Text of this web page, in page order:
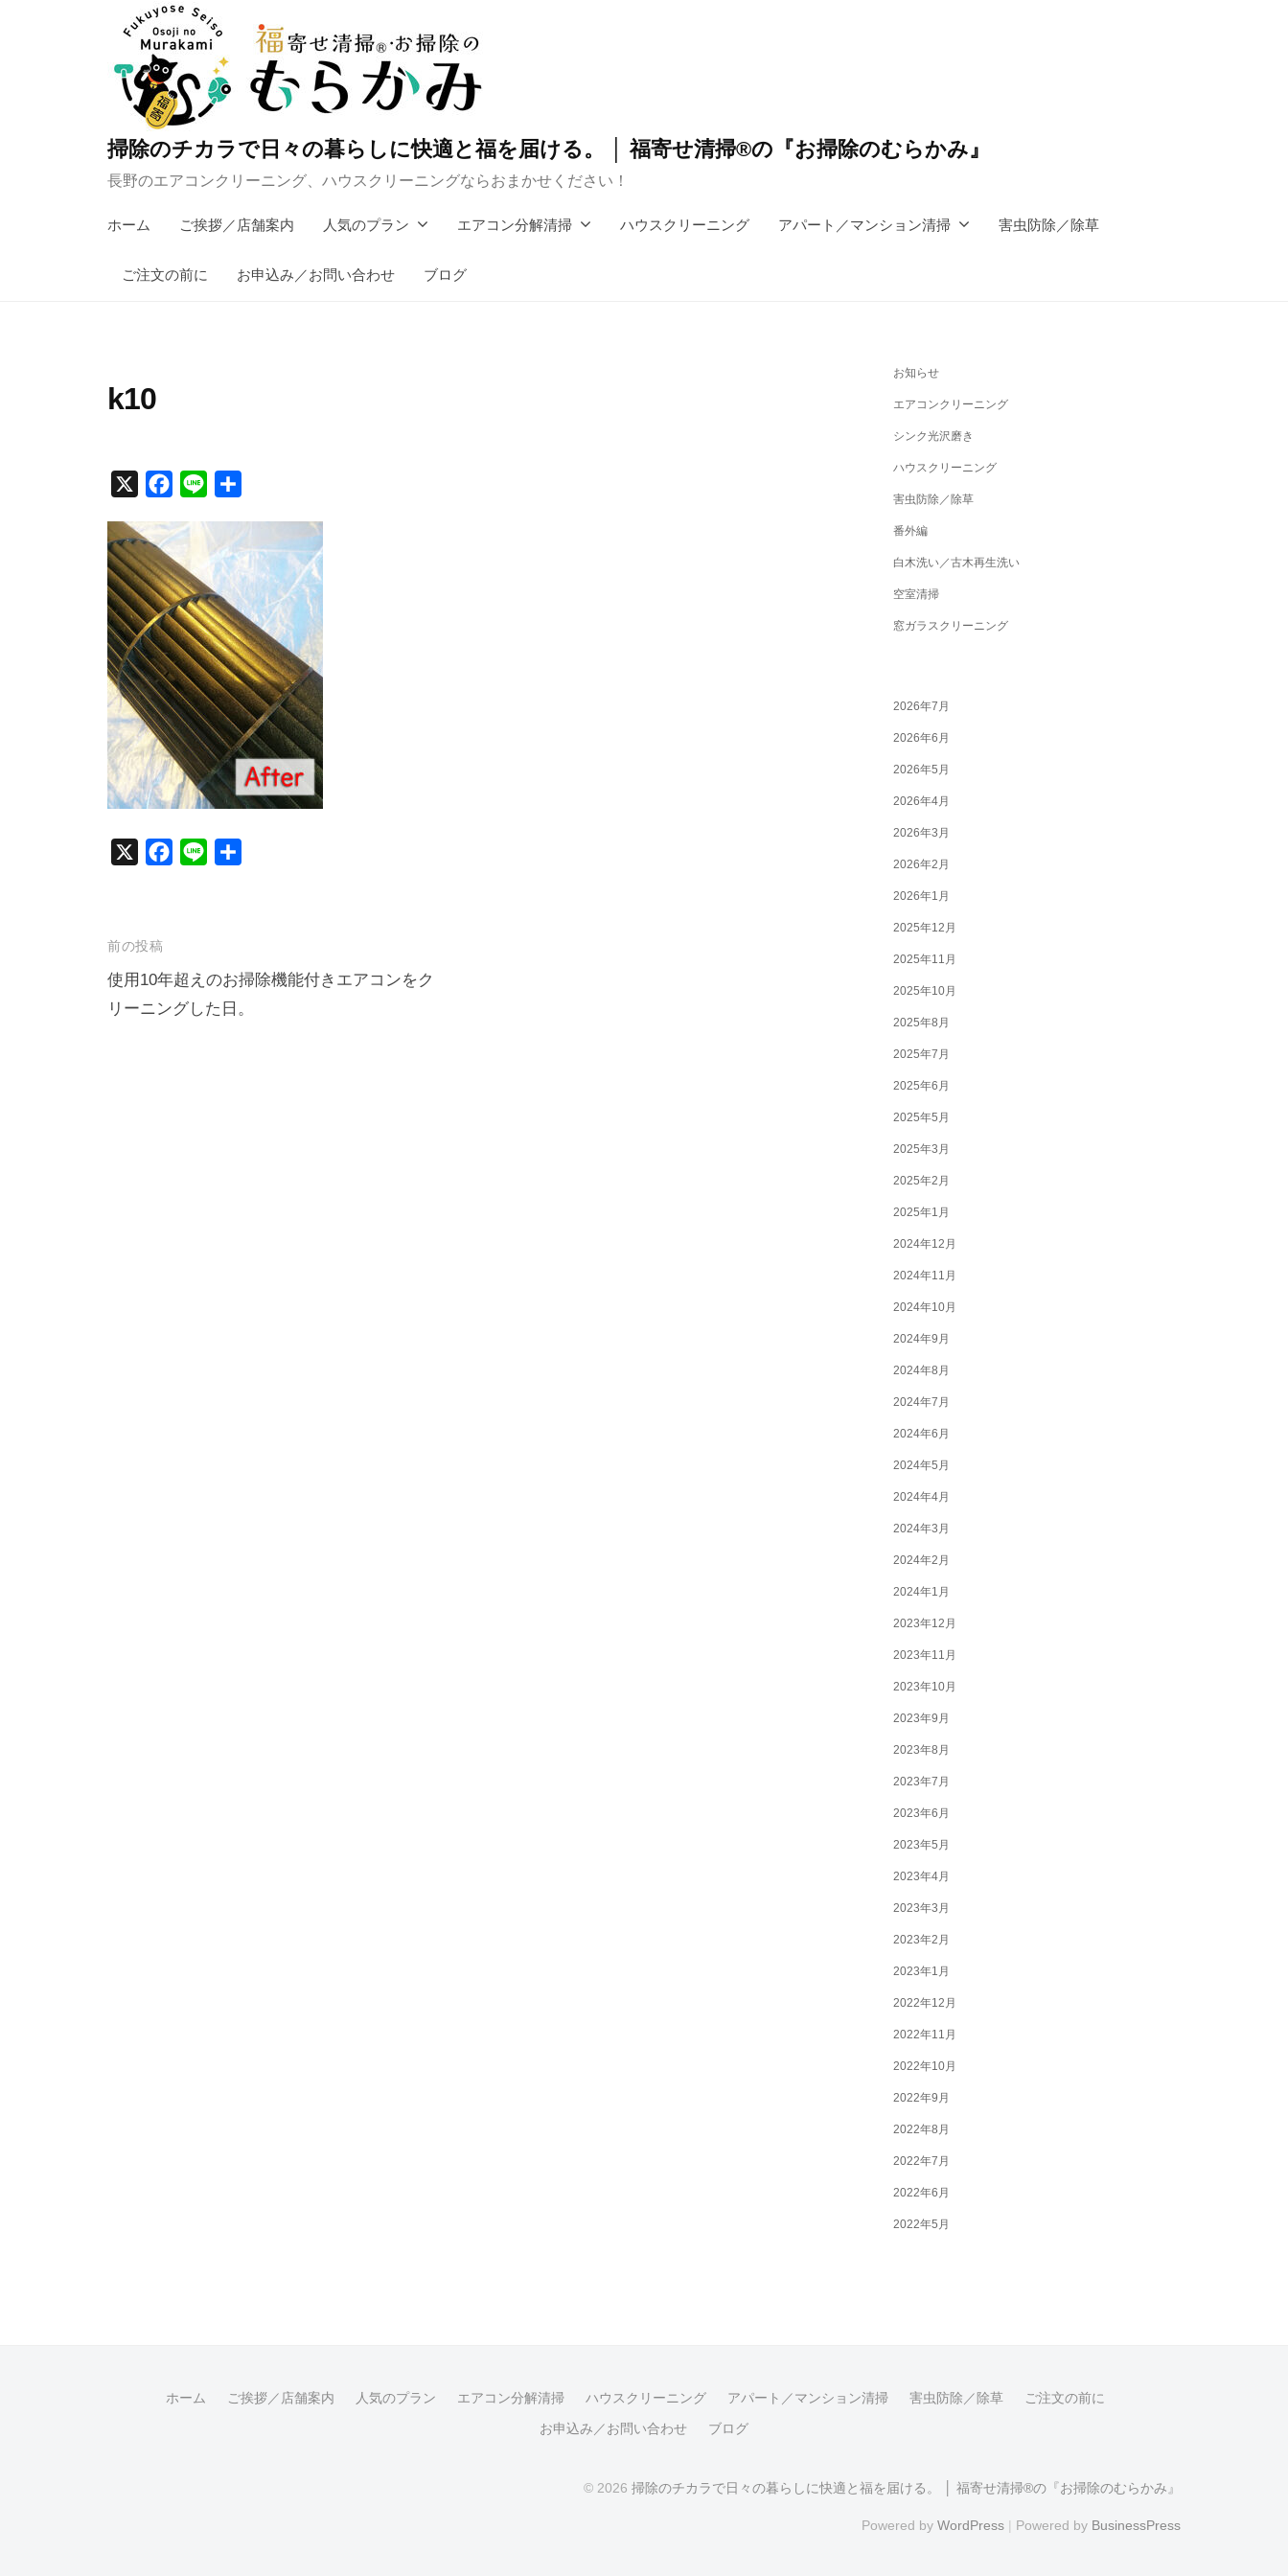
掃除のチカラで日々の暮らしに快適と福を届ける。 │ 福寄せ清掃®の『お掃除のむらかみ』
長野のエアコンクリーニング、ハウスクリーニングならおまかせください！
ホーム ご挨拶／店舗案内 人気のプラン エアコン分解清掃 ハウスクリーニング アパート／マンション清掃 害虫防除／除草
ご注文の前に お申込み／お問い合わせ ブログ
k10
c
e
b
o
o
k
e
o
o
投
稿
ナ
前の投稿
使用10年超えのお掃除機能付きエアコンをク
リーニングした日。
お知らせ
エアコンクリーニング
シンク光沢磨き
ハウスクリーニング
害虫防除／除草
番外編
白木洗い／古木再生洗い
空室清掃
窓ガラスクリーニング
2026年7月
2026年6月
2026年5月
2026年4月
2026年3月
2026年2月
2026年1月
2025年12月
2025年11月
2025年10月
2025年8月
2025年7月
2025年6月
2025年5月
2025年3月
2025年2月
2025年1月
2024年12月
2024年11月
2024年10月
2024年9月
2024年8月
2024年7月
2024年6月
2024年5月
2024年4月
2024年3月
2024年2月
2024年1月
2023年12月
2023年11月
2023年10月
2023年9月
2023年8月
2023年7月
2023年6月
2023年5月
2023年4月
2023年3月
2023年2月
2023年1月
2022年12月
2022年11月
2022年10月
2022年9月
2022年8月
2022年7月
2022年6月
2022年5月
ホーム ご挨拶／店舗案内 人気のプラン エアコン分解清掃 ハウスクリーニング アパート／マンション清掃 害虫防除／除草
ご注文の前に
お申込み／お問い合わせ
ブログ
© 2026 掃除のチカラで日々の暮らしに快適と福を届ける。 │ 福寄せ清掃®の『お掃除のむらかみ』
Powered by WordPress | Powered by BusinessPress